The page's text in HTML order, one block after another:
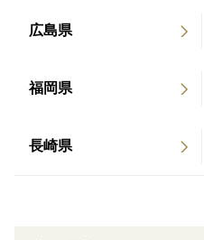
広島県
福岡県
長崎県